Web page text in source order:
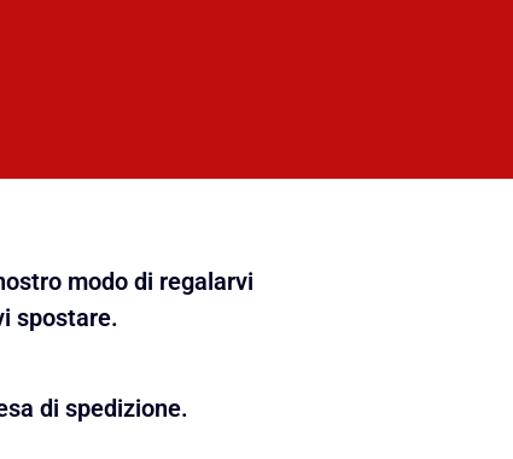
modo di regalarvi
spostare.
di spedizione.